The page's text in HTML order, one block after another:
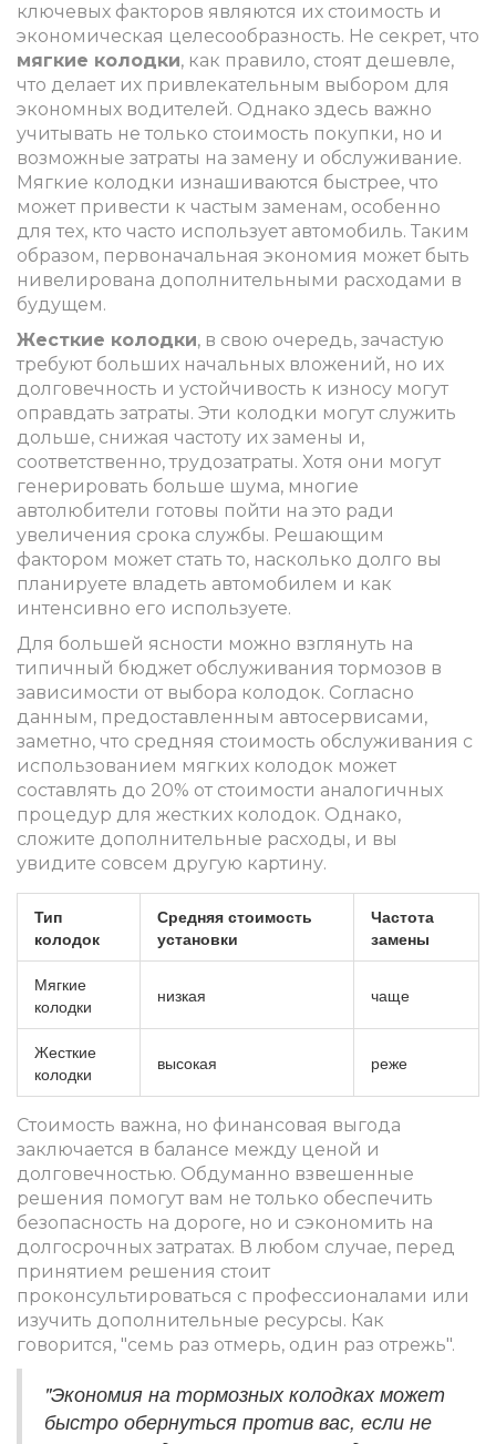
ключевых факторов являются их стоимость и
экономическая целесообразность. Не секрет, что
мягкие колодки, как правило, стоят дешевле,
что делает их привлекательным выбором для
экономных водителей. Однако здесь важно
учитывать не только стоимость покупки, но и
возможные затраты на замену и обслуживание.
Мягкие колодки изнашиваются быстрее, что
может привести к частым заменам, особенно
для тех, кто часто использует автомобиль. Таким
образом, первоначальная экономия может быть
нивелирована дополнительными расходами в
будущем.
Жесткие колодки, в свою очередь, зачастую
требуют больших начальных вложений, но их
долговечность и устойчивость к износу могут
оправдать затраты. Эти колодки могут служить
дольше, снижая частоту их замены и,
соответственно, трудозатраты. Хотя они могут
генерировать больше шума, многие
автолюбители готовы пойти на это ради
увеличения срока службы. Решающим
фактором может стать то, насколько долго вы
планируете владеть автомобилем и как
интенсивно его используете.
Для большей ясности можно взглянуть на
типичный бюджет обслуживания тормозов в
зависимости от выбора колодок. Согласно
данным, предоставленным автосервисами,
заметно, что средняя стоимость обслуживания с
использованием мягких колодок может
составлять до 20% от стоимости аналогичных
процедур для жестких колодок. Однако,
сложите дополнительные расходы, и вы
увидите совсем другую картину.
Тип
колодок
Средняя стоимость
установки
Частота
замены
Мягкие
колодки
низкая чаще
Жесткие
колодки
высокая реже
Стоимость важна, но финансовая выгода
заключается в балансе между ценой и
долговечностью. Обдуманно взвешенные
решения помогут вам не только обеспечить
безопасность на дороге, но и сэкономить на
долгосрочных затратах. В любом случае, перед
принятием решения стоит
проконсультироваться с профессионалами или
изучить дополнительные ресурсы. Как
говорится, "семь раз отмерь, один раз отрежь".
"Экономия на тормозных колодках может
быстро обернуться против вас, если не